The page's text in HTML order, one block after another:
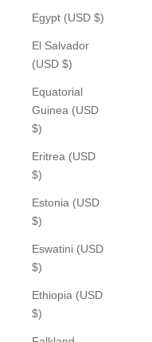
Egypt (USD $)
El Salvador
(USD $)
Equatorial
Guinea (USD
$)
Eritrea (USD
$)
Estonia (USD
$)
Eswatini (USD
$)
Ethiopia (USD
$)